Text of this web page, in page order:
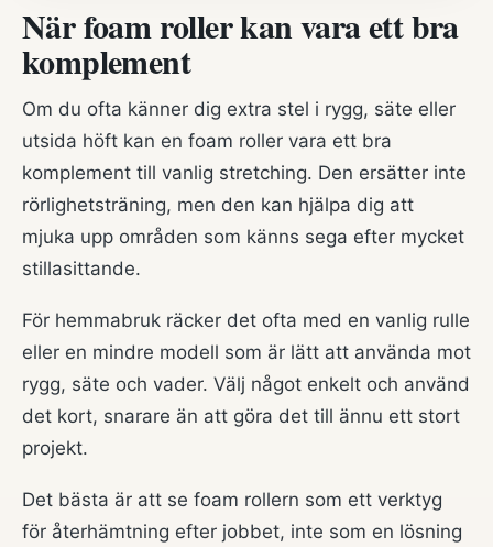
När foam roller kan vara ett bra
komplement
Om du ofta känner dig extra stel i rygg, säte eller
utsida höft kan en foam roller vara ett bra
komplement till vanlig stretching. Den ersätter inte
rörlighetsträning, men den kan hjälpa dig att
mjuka upp områden som känns sega efter mycket
stillasittande.
För hemmabruk räcker det ofta med en vanlig rulle
eller en mindre modell som är lätt att använda mot
rygg, säte och vader. Välj något enkelt och använd
det kort, snarare än att göra det till ännu ett stort
projekt.
Det bästa är att se foam rollern som ett verktyg
för återhämtning efter jobbet, inte som en lösning